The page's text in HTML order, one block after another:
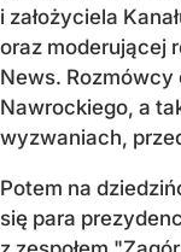
i założyciela
oraz moderującej
News.
Nawrockiego, a
wyzwaniach,
Potem na
się para